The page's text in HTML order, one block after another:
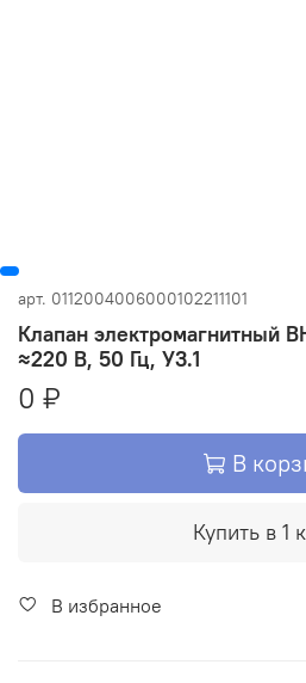
арт. 0112004006000102211101
Клапан электромагнитный
≈220 В, 50 Гц, У3.1
0 ₽
В
Купить в 1
В избранное